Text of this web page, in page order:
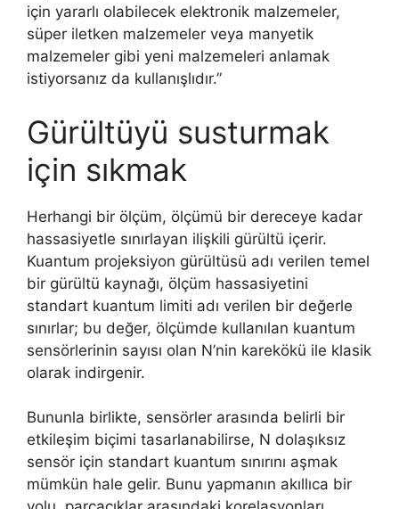
için yararlı olabilecek elektronik malzemeler,
süper iletken malzemeler veya manyetik
malzemeler gibi yeni malzemeleri anlamak
istiyorsanız da kullanışlıdır.”
Gürültüyü susturmak
için sıkmak
Herhangi bir ölçüm, ölçümü bir dereceye kadar
hassasiyetle sınırlayan ilişkili gürültü içerir.
Kuantum projeksiyon gürültüsü adı verilen temel
bir gürültü kaynağı, ölçüm hassasiyetini
standart kuantum limiti adı verilen bir değerle
sınırlar; bu değer, ölçümde kullanılan kuantum
sensörlerinin sayısı olan N’nin karekökü ile klasik
olarak indirgenir.
Bununla birlikte, sensörler arasında belirli bir
etkileşim biçimi tasarlanabilirse, N dolaşıksız
sensör için standart kuantum sınırını aşmak
mümkün hale gelir. Bunu yapmanın akıllıca bir